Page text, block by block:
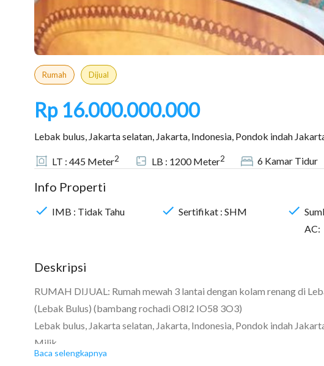
Rumah Dijual
Rp 16.000.000.000
Lebak bulus, Jakarta selatan, Jakarta, Indonesia, Pondok indah
LT : 445 Meter2 LB : 1200Meter2 6 Kamar Tidur
Info Properti
IMB : Tidak Tahu Sertifikat : SHM
AC:
Deskripsi
RUMAH DIJUAL: Rumah mewah 3 lantai dengan kolam renang di
(Lebak Bulus) (bambang rochadi O8I2 IO58 3O3)
Lebak bulus, Jakarta selatan, Jakarta, Indonesia, Pondok indah
Milik
Kamar tidur: 6
Baca selengkapnya